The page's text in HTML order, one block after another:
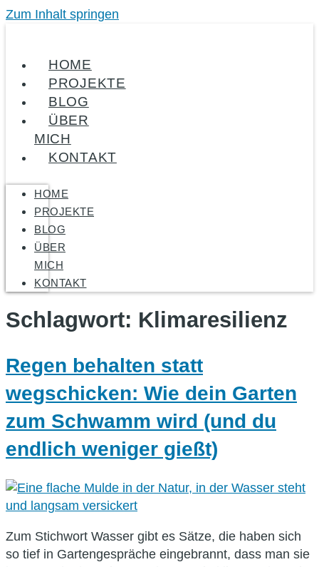
Zum Inhalt springen
HOME
PROJEKTE
BLOG
ÜBER
MICH
KONTAKT
HOME
PROJEKTE
BLOG
ÜBER
MICH
KONTAKT
Schlagwort: Klimaresilienz
Regen behalten statt
wegschicken: Wie dein Garten
zum Schwamm wird (und du
endlich weniger gießt)
Zum Stichwort Wasser gibt es Sätze, die haben sich
so tief in Gartengespräche eingebrannt, dass man sie